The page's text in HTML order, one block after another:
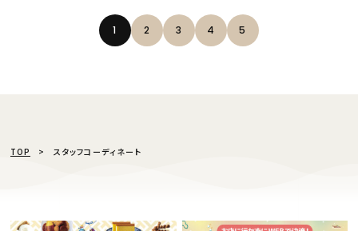
1 2 3 4 5
TOP スタッフコーディネート